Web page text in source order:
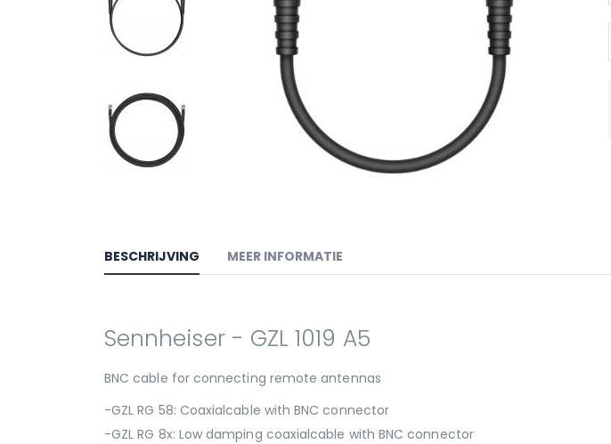
BESCHRIJVING
Sennheiser - GZL 1019 A5
BNC cable for connecting remote antennas
-GZL RG 58: Coaxialcable with BNC connector
-GZL RG 8x: Low damping coaxialcable with BNC connector
MEER INFORMATIE